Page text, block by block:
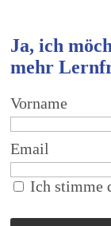
Ja, ich
mehr
Vorname
Email
Ich stimme